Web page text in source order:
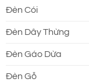
Đèn Cói
Đèn Dây Thừng
Đèn Gáo Dừa
Đèn Gỗ